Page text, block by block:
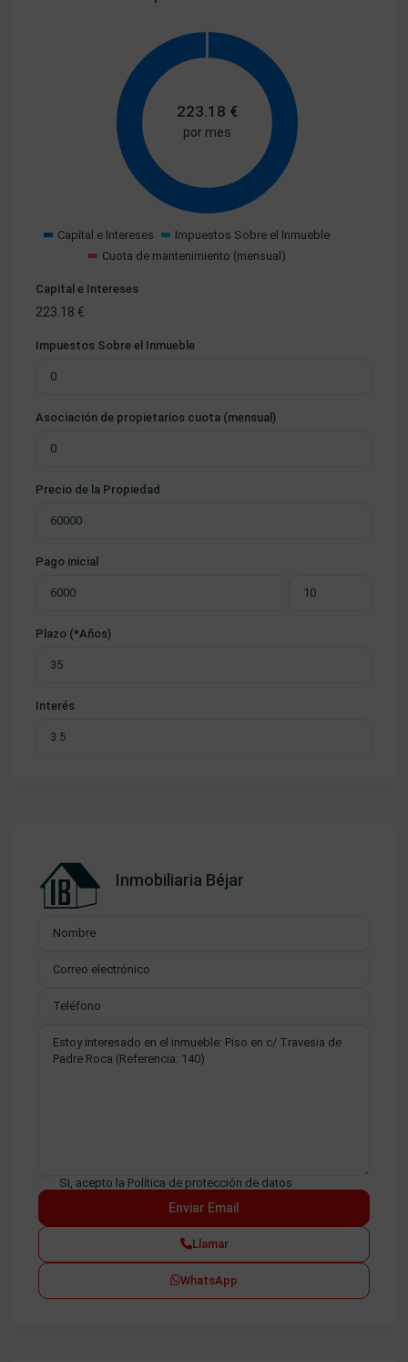
223.18 €
por mes
Capital e Intereses
Impuestos Sobre el Inmueble
Cuota de mantenimiento (mensual)
Capital e Intereses
223.18 €
Impuestos Sobre el Inmueble
Asociación de propietarios cuota (mensual)
Precio de la Propiedad
Pago inicial
Plazo (*Años)
Interés
Inmobiliaria Béjar
Si, acepto la Política de protección de datos
Llamar
WhatsApp